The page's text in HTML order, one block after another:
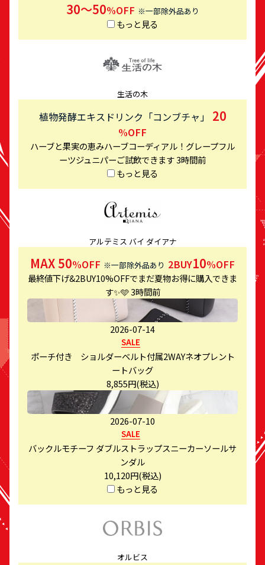
30〜50%OFF ※一部除外品あり
もっと見る
生活の木
植物発酵エキスドリンク「コンブチャ」 20
%OFF
ハーブと果実の恵みハーブコーディアル！グレープフル
ーツジュニパーご試飲できます3時間前
もっと見る
アルテミス バイ ダイアナ
MAX 50%OFF ※一部除外品あり 2BUY10%OFF
最終値下げ&2BUY10%OFFでまだ夏物お得に購入できま
す✨🩵3時間前
2026-07-14
SALE
ポーチ付き ショルダーベルト付属2WAYネオプレント
ートバッグ
8,855円(税込)
2026-07-10
SALE
バックルモチーフ ダブルストラップスニーカーソールサ
ンダル
10,120円(税込)
もっと見る
オルビス